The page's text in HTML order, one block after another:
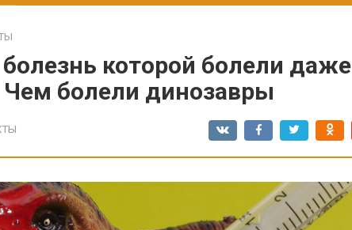
которой болели даже
болели динозавры